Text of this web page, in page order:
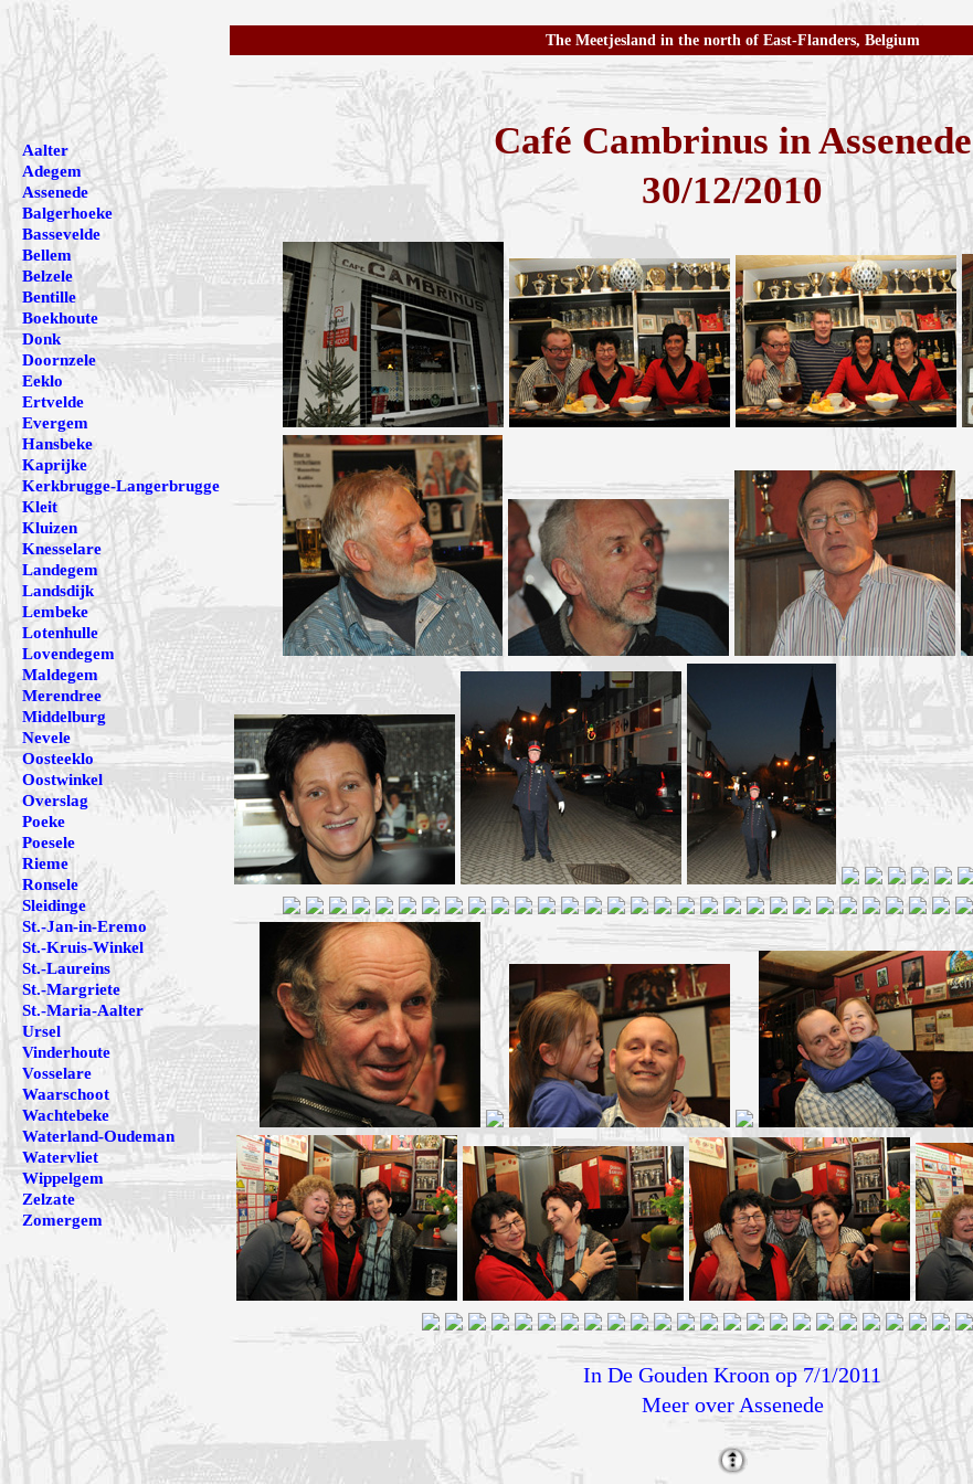
The Meetjesland in the north of East-Flanders, Belgium
Café Cambrinus in Assenede
30/12/2010
In De Gouden Kroon op 7/1/2011
Meer over Assenede
Aalter
Adegem
Assenede
Balgerhoeke
Bassevelde
Bellem
Belzele
Bentille
Boekhoute
Donk
Doornzele
Eeklo
Ertvelde
Evergem
Hansbeke
Kaprijke
Kerkbrugge-Langerbrugge
Kleit
Kluizen
Knesselare
Landegem
Landsdijk
Lembeke
Lotenhulle
Lovendegem
Maldegem
Merendree
Middelburg
Nevele
Oosteeklo
Oostwinkel
Overslag
Poeke
Poesele
Rieme
Ronsele
Sleidinge
St.-Jan-in-Eremo
St.-Kruis-Winkel
St.-Laureins
St.-Margriete
St.-Maria-Aalter
Ursel
Vinderhoute
Vosselare
Waarschoot
Wachtebeke
Waterland-Oudeman
Watervliet
Wippelgem
Zelzate
Zomergem